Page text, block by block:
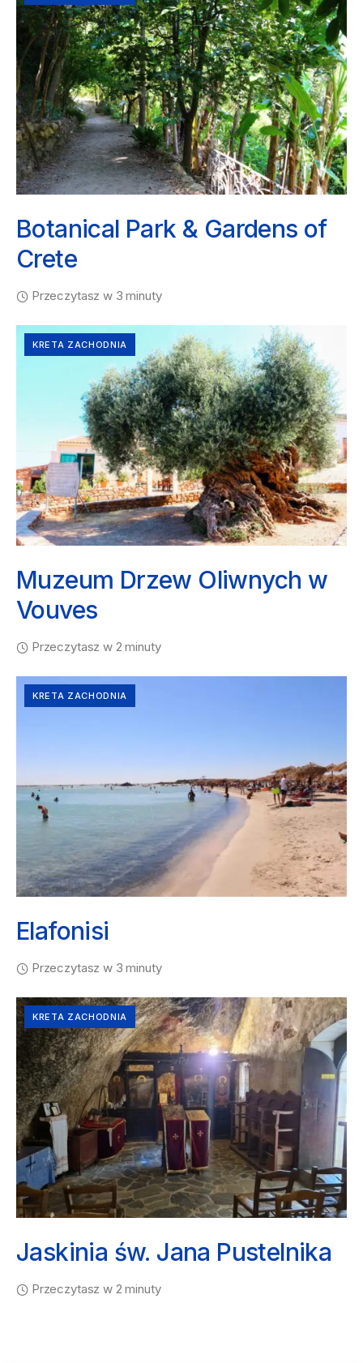
Botanical Park & Gardens of
Crete
Przeczytasz w 3 minuty
KRETA ZACHODNIA
Muzeum Drzew Oliwnych w
Vouves
Przeczytasz w 2 minuty
KRETA ZACHODNIA
Elafonisi
Przeczytasz w 3 minuty
KRETA ZACHODNIA
Jaskinia św. Jana Pustelnika
Przeczytasz w 2 minuty